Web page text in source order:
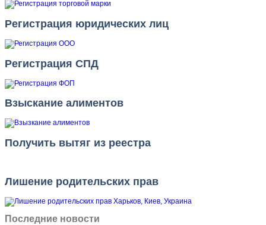
Регистрация юридических лиц
Регистрация СПД
Взыскание алиментов
Получить вытяг из реестра
Лишение родительских прав
Последние новости